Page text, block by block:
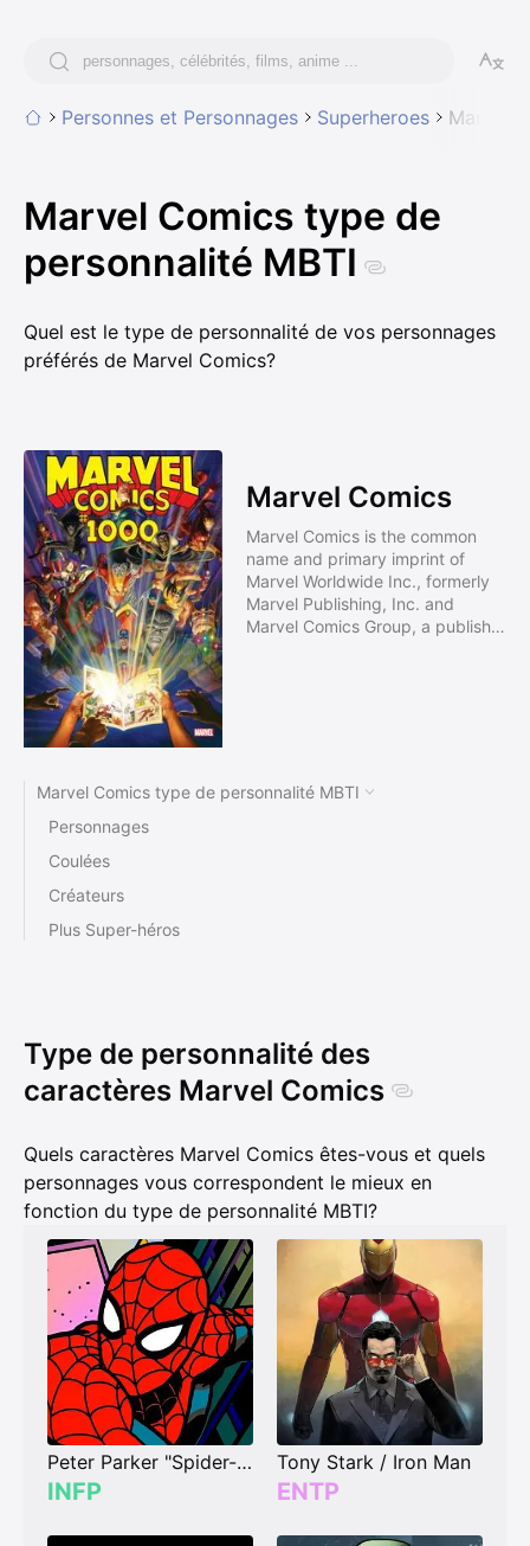
Personnes et Personnages Superheroes Marvel
Marvel Comics type de
personnalité MBTI
Quel est le type de personnalité de vos personnages
préférés de Marvel Comics?
Marvel Comics
Marvel Comics is the common
name and primary imprint of
Marvel Worldwide Inc., formerly
Marvel Publishing, Inc. and
Marvel Comics Group, a publisher
Publications, and by the early
Marvel Comics type de personnalité MBTI
Personnages
Coulées
Créateurs
Plus Super-héros
Type de personnalité des
caractères Marvel Comics
Quels caractères Marvel Comics êtes-vous et quels
personnages vous correspondent le mieux en
fonction du type de personnalité MBTI?
Peter Parker "Spider-Man"
INFP
Tony Stark / Iron Man
ENTP